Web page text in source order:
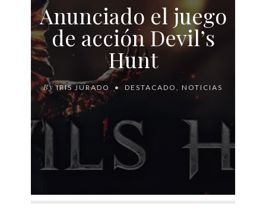
Anunciado el juego
de acción Devil’s
Hunt
By IRIS JURADO DESTACADO NOTICIAS